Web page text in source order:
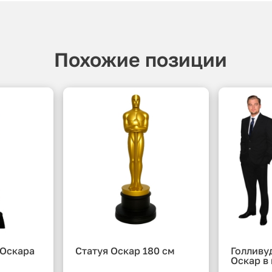
Похожие позиции
Статуя Оскар 180 см
Оскар в